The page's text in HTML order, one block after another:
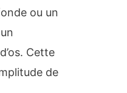
ou un
Cette
de